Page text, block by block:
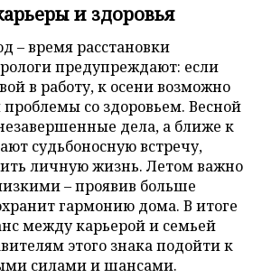
и здоровья
– время расстановки
предупреждают: если
в работу, к осени возможно
со здоровьем. Весной
дела, а ближе к
судьбоносную встречу,
личную жизнь. Летом важно
– проявив больше
гармонию дома. В итоге
между карьерой и семьей
этого знака подойти к
силами и шансами.